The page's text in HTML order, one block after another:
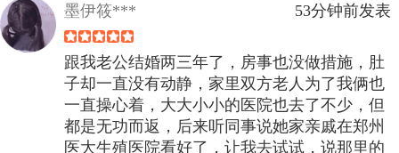
墨伊筱*** 53分钟前发表
跟我老公结婚两三年了，房事也没做措施，肚
子却一直没有动静，家里双方老人为了我俩也
一直操心着，大大小小的医院也去了不少，但
都是无功而返，后来听同事说她家亲戚在郑州
医大生殖医院看好了，让我去试试，说那里的